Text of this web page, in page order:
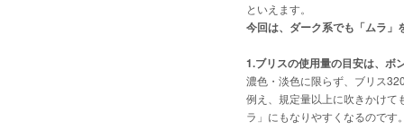
といえます。
今回は、ダーク系でも「ムラ」
1.ブリスの使用量の目安は、ボ
濃色・淡色に限らず、ブリス
例え、規定量以上に吹きかけて
ラ」にもなりやすくなるので